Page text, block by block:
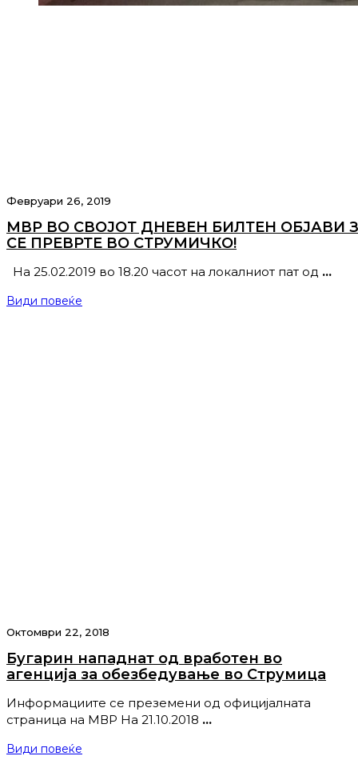
Февруари 26, 2019
МВР ВО СВОЈОТ ДНЕВЕН БИЛТЕН ОБЈАВИ
СЕ ПРЕВРТЕ ВО СТРУМИЧКО!
На 25.02.2019 во 18.20 часот на локалниот пат од …
Види повеќе
Октомври 22, 2018
Бугарин нападнат од вработен во
агенција за обезбедување во Струмица
Информациите се преземени од официјалната
страница на МВР На 21.10.2018 …
Види повеќе